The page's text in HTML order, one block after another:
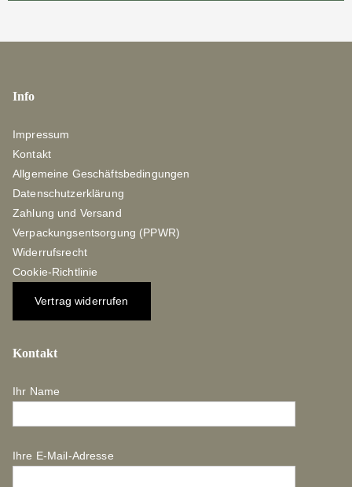
Info
Impressum
Kontakt
Allgemeine Geschäftsbedingungen
Datenschutzerklärung
Zahlung und Versand
Verpackungsentsorgung (PPWR)
Widerrufsrecht
Cookie-Richtlinie
Vertrag widerrufen
Kontakt
Ihr Name
Ihre E-Mail-Adresse